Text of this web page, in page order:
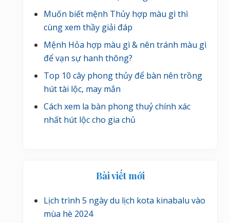
Muốn biết mệnh Thủy hợp màu gì thì
cùng xem thầy giải đáp
Mệnh Hỏa hợp màu gì & nên tránh màu gì
để vạn sự hanh thông?
Top 10 cây phong thủy để bàn nên trồng
hút tài lộc, may mắn
Cách xem la bàn phong thuỷ chính xác
nhất hút lộc cho gia chủ
Bài viết mới
Lịch trình 5 ngày du lịch kota kinabalu vào
mùa hè 2024